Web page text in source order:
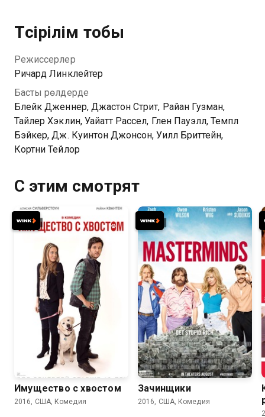
Түсірілім тобы
Режиссерлер
Ричард Линклейтер
Басты рөлдерде
Блейк Дженнер, Джастон Стрит, Райан Гузман,
Тайлер Хэклин, Уайатт Рассел, Глен Пауэлл, Темпл
Бэйкер, Дж. Куинтон Джонсон, Уилл Бриттейн,
Кортни Тейлор
С этим смотрят
4.9
Имущество с хвостом
2016, США, Комедия
6.2 5.8
Зачинщики
2016, США, Комедия